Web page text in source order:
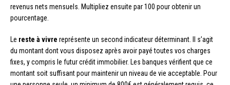
revenus nets mensuels. Multipliez ensuite par 100 pour obtenir un
pourcentage.
Le reste à vivre représente un second indicateur déterminant. Il s’agit
du montant dont vous disposez après avoir payé toutes vos charges
fixes, y compris le futur crédit immobilier. Les banques vérifient que ce
montant soit suffisant pour maintenir un niveau de vie acceptable. Pour